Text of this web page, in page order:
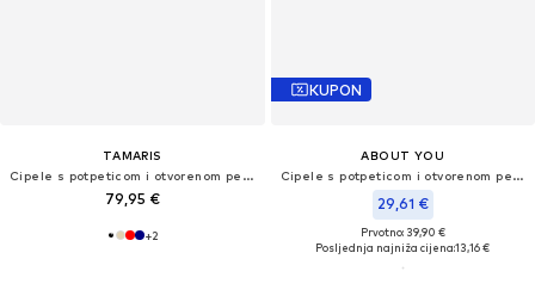
TAMARIS
Cipele s potpeticom i otvorenom petom
79,95 €
+2
KUPON
ABOUT YOU
Cipele s potpeticom i otvorenom petom 'Cosima'
29,61 €
Prvotno: 39,90 €
Posljednja najniža cijena:13,16 €